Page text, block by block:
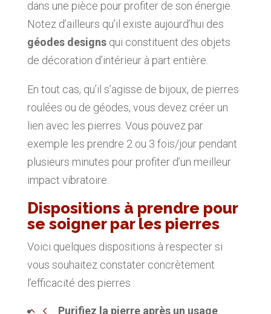
dans une pièce pour profiter de son énergie.
Notez d’ailleurs qu’il existe aujourd’hui des
géodes designsqui constituent des objets
de décoration d’intérieur à part entière.
En tout cas, qu’il s’agisse de bijoux, de pierres
roulées ou de géodes, vous devez créer un
lien avec les pierres. Vous pouvez par
exemple les prendre 2 ou 3 fois/jour pendant
plusieurs minutes pour profiter d’un meilleur
impact vibratoire.
Dispositions à prendre pour
se soigner par les pierres
Voici quelques dispositions à respecter si
vous souhaitez constater concrètement
l’efficacité des pierres :
Purifiez la pierre après un usage